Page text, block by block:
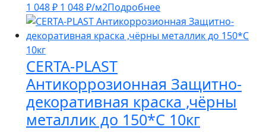
1 048₽ 1 048₽/м2Подробнее
CERTA-PLAST
Антикоррозионная Защитно-
декоративная краска ,чёрны
металлик до 150*С 10кг